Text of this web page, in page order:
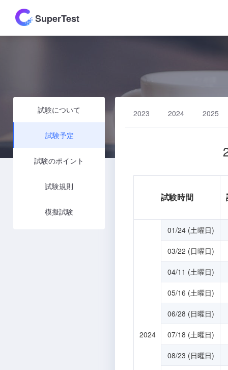
SuperTest
試験について
試験予定
試験のポイント
試験規則
模擬試験
2023 2024 2025
試験時間
2024
01/24 (土曜日)
03/22 (日曜日)
04/11 (土曜日)
05/16 (土曜日)
06/28 (日曜日)
07/18 (土曜日)
08/23 (日曜日)